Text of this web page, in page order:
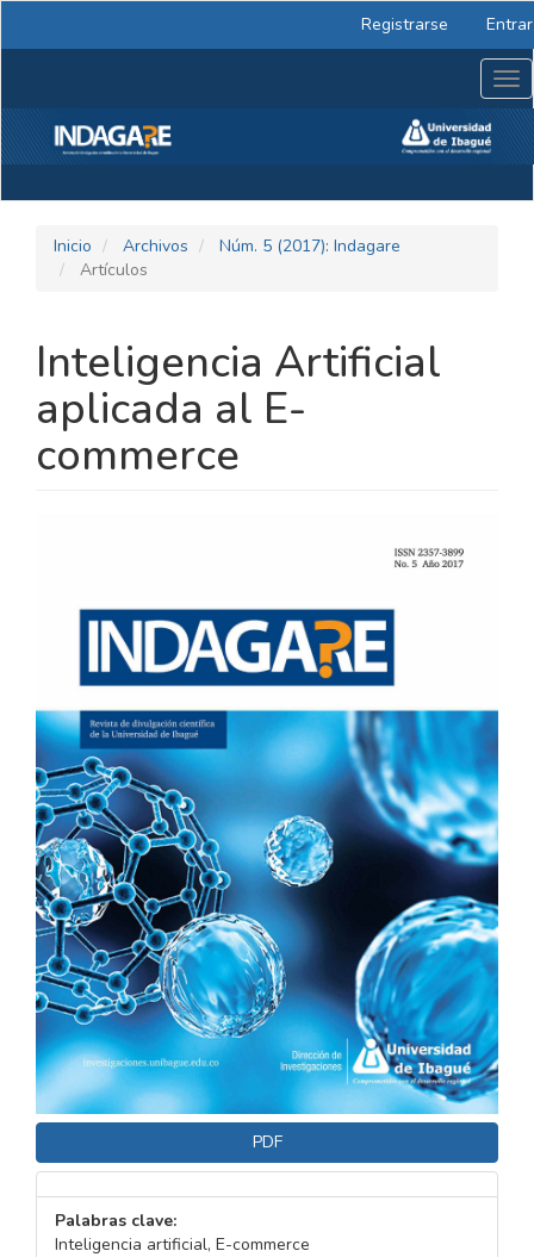
lateral
Registrarse Entrar
Inicio Archivos
Núm. 5 (2017): Indagare
Artículos
Inteligencia Artificial
aplicada al E-
commerce
ARTÍCULO
PDF
Palabras clave:
Inteligencia artificial, E-commerce